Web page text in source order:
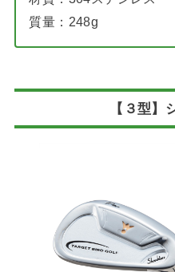
質量：248g
【３型】